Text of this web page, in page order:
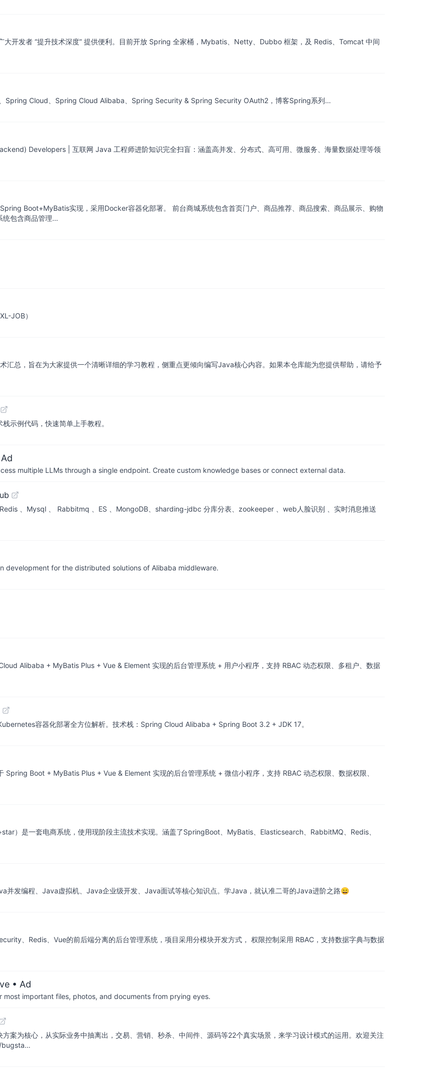
开发者 “提升技术深度” 提供便利。目前开放 Spring 全家桶，Mybatis、Netty、Dubbo 框架，及 Redis、Tomcat 中间
Spring Cloud、Spring Cloud Alibaba、Spring Security & Spring Security OAuth2，博客Spring系列…
Developers | 互联网 Java 工程师进阶知识完全扫盲：涵盖高并发、分布式、高可用、微服务、海量数据处理等领
Boot+MyBatis实现，采用Docker容器化部署。 前台商城系统包含首页门户、商品推荐、商品搜索、商品展示、购物
统包含商品管理…
JOB）
汇总，旨在为大家提供一个清晰详细的学习教程，侧重点更倾向编写Java核心内容。如果本仓库能为您提供帮助，请给予
示例代码，快速简单上手教程。
multiple LLMs through a single endpoint. Create custom knowledge bases or connect external data.
、Mysql 、 Rabbitmq 、ES 、MongoDB、sharding-jdbc 分库分表、zookeeper 、web人脸识别 、实时消息推送
development for the distributed solutions of Alibaba middleware.
Alibaba + MyBatis Plus + Vue & Element 实现的后台管理系统 + 用户小程序，支持 RBAC 动态权限、多租户、数据
容器化部署全方位解析。技术栈：Spring Cloud Alibaba + Spring Boot 3.2 + JDK 17。
Boot + MyBatis Plus + Vue & Element 实现的后台管理系统 + 微信小程序，支持 RBAC 动态权限、数据权限、
）是一套电商系统，使用现阶段主流技术实现。涵盖了SpringBoot、MyBatis、Elasticsearch、RabbitMQ、Redis、
并发编程、Java虚拟机、Java企业级开发、Java面试等核心知识点。学Java，就认准二哥的Java进阶之路😄
、Redis、Vue的前后端分离的后台管理系统，项目采用分模块开发方式， 权限控制采用 RBAC，支持数据字典与数据
• Ad
important files, photos, and documents from prying eyes.
案为核心，从实际业务中抽离出，交易、营销、秒杀、中间件、源码等22个真实场景，来学习设计模式的运用。欢迎关注
bugsta…